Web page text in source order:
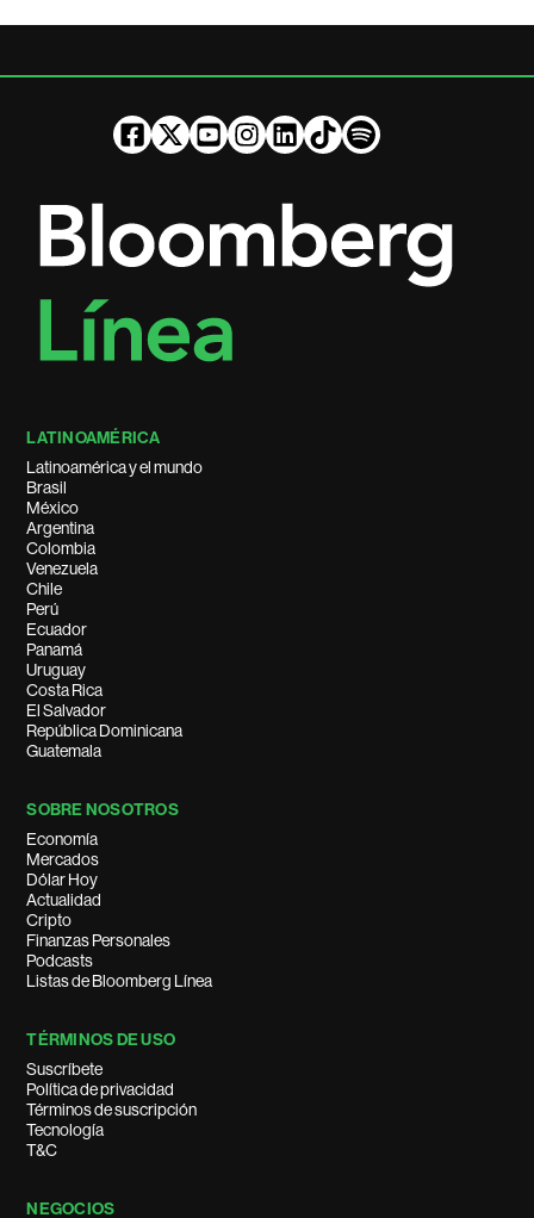
LATINOAMÉRICA
Latinoamérica y el mundo
Brasil
México
Argentina
Colombia
Venezuela
Chile
Perú
Ecuador
Panamá
Uruguay
Costa Rica
El Salvador
República Dominicana
Guatemala
SOBRE NOSOTROS
Economía
Mercados
Dólar Hoy
Actualidad
Cripto
Finanzas Personales
Podcasts
Listas de Bloomberg Línea
TÉRMINOS DE USO
Suscríbete
Política de privacidad
Términos de suscripción
Tecnología
T&C
NEGOCIOS